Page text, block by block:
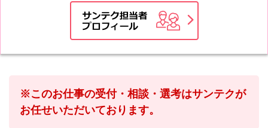
※このお仕事の受付・相談・選考はサンテクが
お任せいただいております。